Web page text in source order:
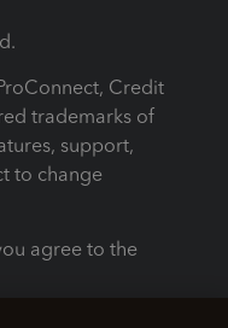
Credit
trademarks of
support,
to change
agree to the